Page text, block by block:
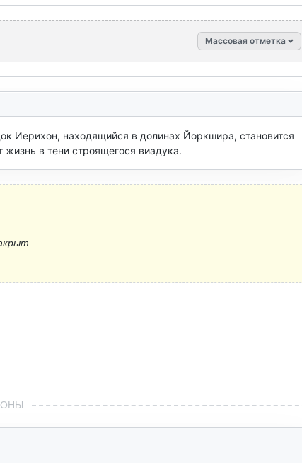
Массовая отметка
Иерихон, находящийся в долинах Йоркшира, становится
в тени строящегося виадука.